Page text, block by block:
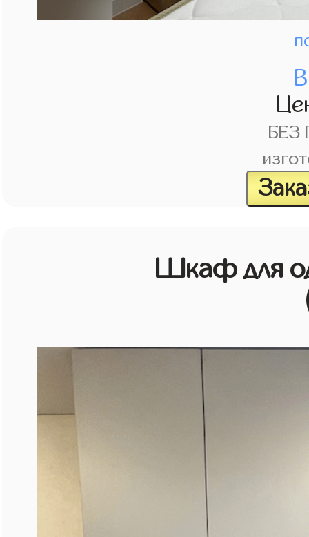
БЕЗ
Шкаф для